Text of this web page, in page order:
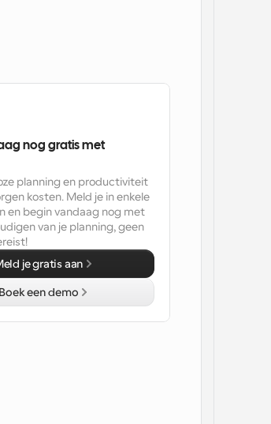
nog gratis met
planning en productiviteit
kosten. Meld je in enkele
en begin vandaag nog met
van je planning, geen
je gratis aan
Boek een demo